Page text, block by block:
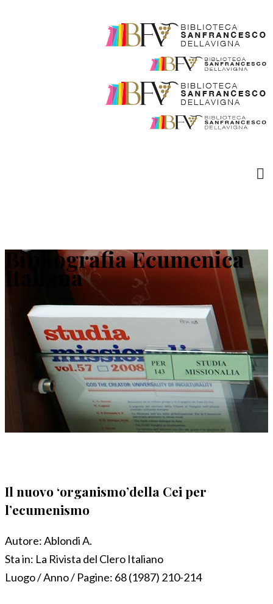
Bibliografia Ecumenica
Italiana
Il nuovo ‘organismo’della Cei per
l’ecumenismo
Autore:Ablondi A.
Sta in: La Rivista del Clero Italiano
Luogo / Anno / Pagine: 68 (1987) 210-214